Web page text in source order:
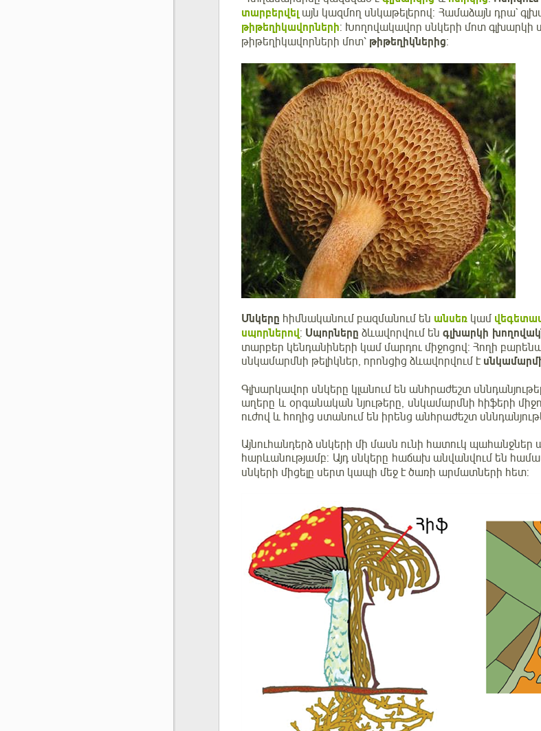
տարբերվել այն կազմող սնկաթելերով: Համաձայն դրա`
թիթեղիկավորների: Խողովակավոր սնկերի մոտ գլխարկի
թիթեղիկավորների մոտ՝ թիթեղիկներից:
Սնկերը հիմնականում բազմանում են անսեռ կամ
սպորներով: Սպորները ձևավորվում են գլխարկի
տարբեր կենդանիների կամ մարդու միջոցով: Հողի
սնկամարմնի թելիկներ, որոնցից ձևավորվում է
Գլխարկավոր սնկերը կլանում են անհրաժեշտ
աղերը և օրգանական նյութերը, սնկամարմնի հիֆերի
ուժով և հողից ստանում են իրենց անհրաժեշտ
Այնուհանդերձ սնկերի մի մասն ունի հատուկ
հարևանությամբ: Այդ սնկերը հաճախ անվանվում են
սնկերի միցելը սերտ կապի մեջ է ծառի արմատների հետ: